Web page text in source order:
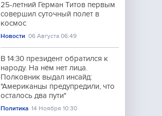
25-летний Герман Титов первым
совершил суточный полет в
космос
Новости 06 Августа 06:49
В 14:30 президент обратился к
народу. На нём нет лица.
Полковник выдал инсайд:
"Американцы предупредили, что
осталось два пути"
Политика 14 Ноября 10:30